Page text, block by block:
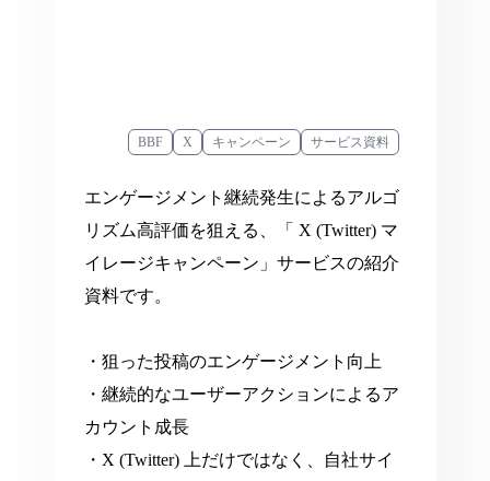
BBF X キャンペーン サービス資料
エンゲージメント継続発⽣によるアルゴ
リズム⾼評価を狙える、「 X (Twitter) マ
イレージキャンペーン」サービスの紹介
資料です。
・狙った投稿のエンゲージメント向上
・継続的なユーザーアクションによるア
カウント成長
・X (Twitter) 上だけではなく、自社サイ